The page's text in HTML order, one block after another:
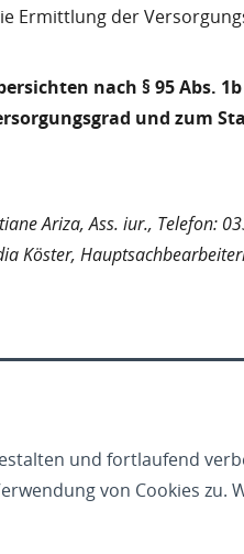
Ermittlung der
nach § 95 Abs.
und zum
Ariza, Ass. iur., Telefon:
Köster,
und fortlaufend
von Cookies